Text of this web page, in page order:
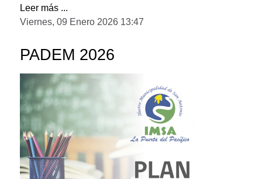
Leer más ...
Viernes, 09 Enero 2026 13:47
PADEM 2026